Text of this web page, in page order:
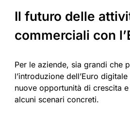
Il futuro delle
commerciali con
Per le aziende, sia grandi che
l’introduzione dell’Euro
nuove opportunità di crescita
alcuni scenari concreti.